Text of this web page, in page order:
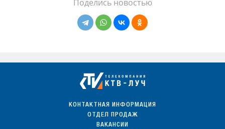
Поделись новостью
КОНТАКТНАЯ ИНФОРМАЦИЯ
ОТДЕЛ ПРОДАЖ
ВАКАНСИИ